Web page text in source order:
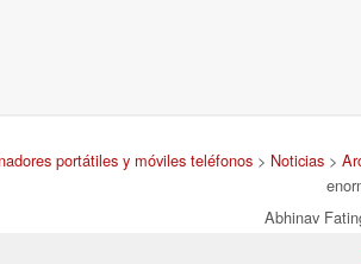
portátiles y móviles teléfonos> Noticias>
Abhinav